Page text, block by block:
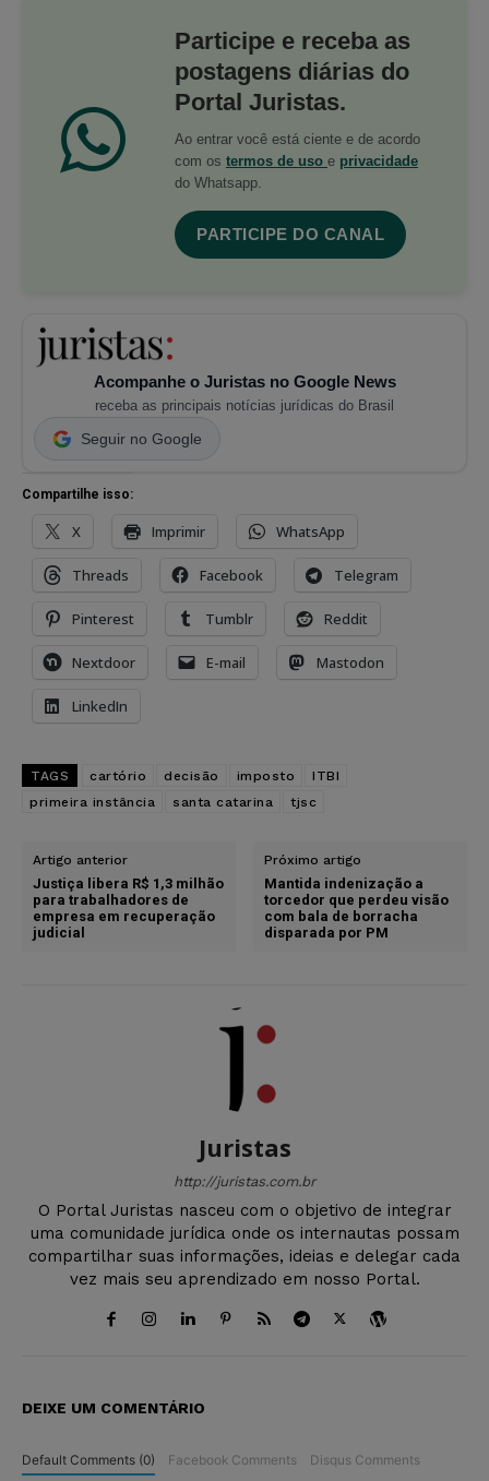
Participe e receba as
postagens diárias do
Portal Juristas.
Ao entrar você está ciente e de acordo
com os termos de uso e privacidade
do Whatsapp.
PARTICIPE DO CANAL
Acompanhe o Juristas no Google News
receba as principais notícias jurídicas do Brasil
Seguir no Google
Compartilhe isso:
X Imprimir WhatsApp
Threads Facebook Telegram
Pinterest Tumblr Reddit
Nextdoor E-mail Mastodon
LinkedIn
TAGS cartório decisão imposto
ITBI
primeira instância
santa catarina tjsc
Artigo anterior
Justiça libera R$ 1,3 milhão
para trabalhadores de
empresa em recuperação
judicial
Próximo artigo
Mantida indenização a
torcedor que perdeu visão
com bala de borracha
disparada por PM
Juristas
http://juristas.com.br
O Portal Juristas nasceu com o objetivo de integrar
uma comunidade jurídica onde os internautas possam
compartilhar suas informações, ideias e delegar cada
vez mais seu aprendizado em nosso Portal.
DEIXE UM COMENTÁRIO
Default Comments (0) Facebook Comments Disqus Comments